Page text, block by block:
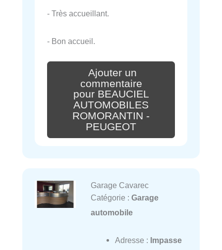
- Très accueillant.
- Bon accueil.
Ajouter un
commentaire
pour BEAUCIEL
AUTOMOBILES
ROMORANTIN -
PEUGEOT
Garage Cavarec
Catégorie : Garage
automobile
Adresse : Impasse